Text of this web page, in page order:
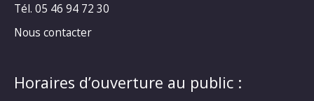
Tél. 05 46 94 72 30
Nous contacter
Horaires d’ouverture au public :